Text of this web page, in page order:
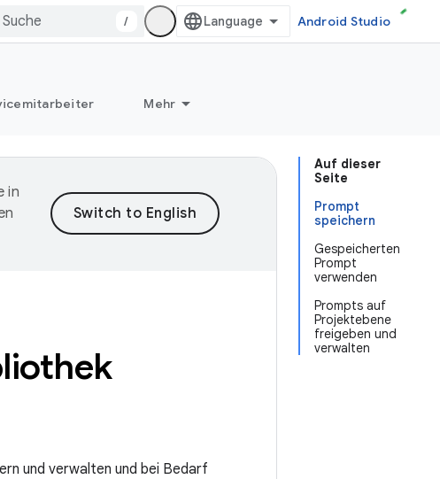
/ Android Studio
Mehr
Auf dieser
Seite
Prompt
speichern
Gespeicherten
Prompt
verwenden
Prompts auf
Projektebene
freigeben und
verwalten
in
und verwalten und bei Bedarf